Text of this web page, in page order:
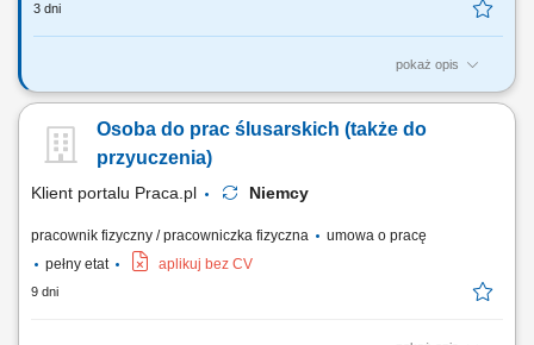
3 dni
pokaż opis
Zakres obowiązków: montaż i demontaż rurociągów oraz instalacji
konserwacja oraz naprawa maszyn i urządzeń; wykonywanie drobnych
modyfikacji instalacji; montaż armatury, zaworów i elementów instalacji;
Osoba do prac ślusarskich (także do
przyuczenia)
Klient portalu Praca.pl Niemcy
pracownik fizyczny / pracowniczka fizyczna
umowa o pracę
pełny etat
aplikuj bez CV
9 dni